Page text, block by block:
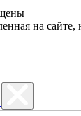
на сайте,